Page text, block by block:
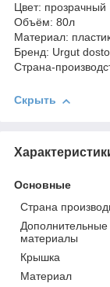
Цвет: прозрачный
Объём: 80л
Материал:
Бренд: Urgut
Страна-
Скрыть
Основные
Страна
Дополнительные
материалы
Крышка
Материал